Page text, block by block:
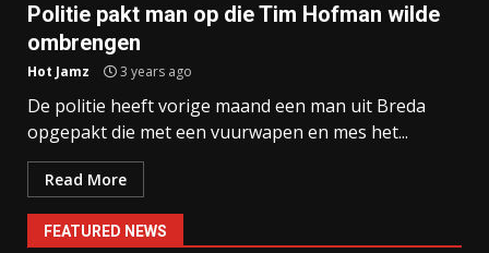
Politie pakt man op die Tim Hofman wilde
ombrengen
Hot Jamz 3 years ago
De politie heeft vorige maand een man uit Breda
opgepakt die met een vuurwapen en mes het...
Read More
FEATURED NEWS